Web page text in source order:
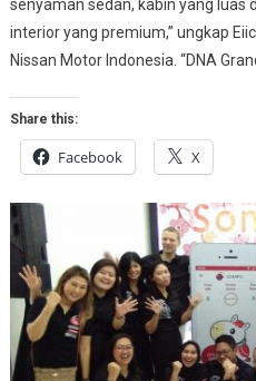
senyaman sedan, kabin yang
interior yang premium,” ungkap
Nissan Motor Indonesia. “DNA
Share this:
Facebook X